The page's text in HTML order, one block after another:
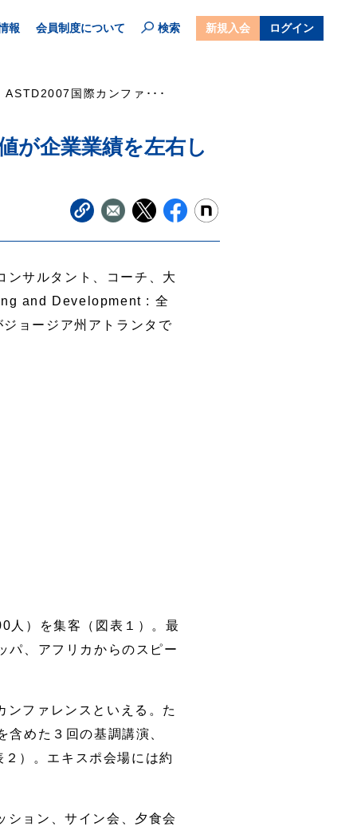
報 会員制度について 検索 新規入会 ログイン
ASTD2007国際カンファ･･･
が企業業績を左右し
ンサルタント、コーチ、大
and Development : 全
ョージア州アトランタで
人）を集客（図表１）。最
パ、アフリカからのスピー
ンファレンスといえる。た
めた３回の基調講演、
）。エキスポ会場には約
ション、サイン会、夕食会